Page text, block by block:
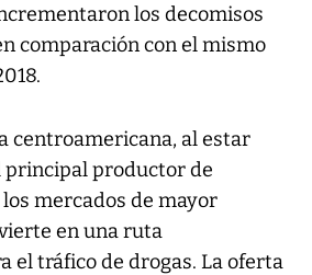
los decomisos
comparación con el mismo
centroamericana, al estar
principal productor de
mercados de mayor
en una ruta
el tráfico de drogas. La oferta